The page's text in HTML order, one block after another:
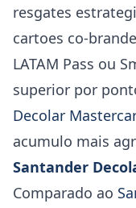
resgates
cartoes co-
LATAM Pass ou
superior por
Decolar
acumulo mais
Santander
Comparado ao